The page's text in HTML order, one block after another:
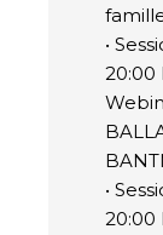
•
20:00
•
20:00